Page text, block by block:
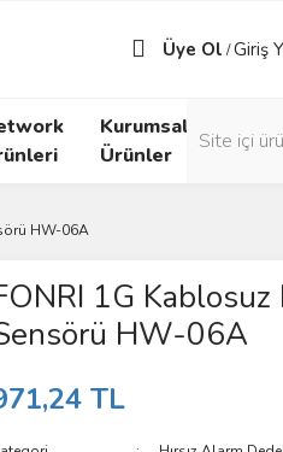
Üye Ol /Giriş
Kurumsal
Ürünler
HW-06A
1G Kablosuz
HW-06A
TL